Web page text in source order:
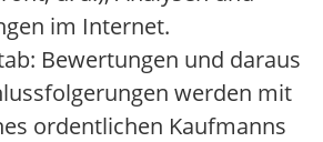
im Internet.
Bewertungen und daraus
werden mit
ordentlichen Kaufmanns